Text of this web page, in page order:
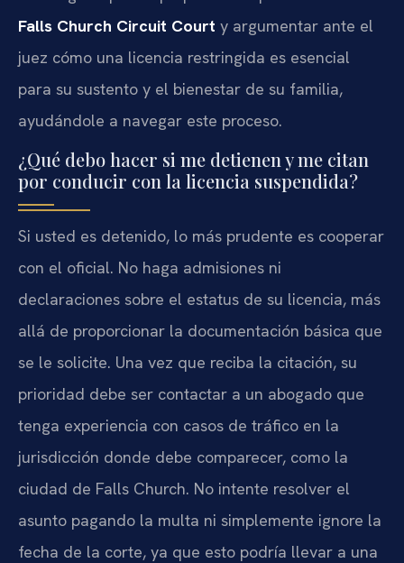
Falls Church Circuit Court y argumentar ante el
juez cómo una licencia restringida es esencial
para su sustento y el bienestar de su familia,
ayudándole a navegar este proceso.
¿Qué debo hacer si me detienen y me citan
por conducir con la licencia suspendida?
Si usted es detenido, lo más prudente es cooperar
con el oficial. No haga admisiones ni
declaraciones sobre el estatus de su licencia, más
allá de proporcionar la documentación básica que
se le solicite. Una vez que reciba la citación, su
prioridad debe ser contactar a un abogado que
tenga experiencia con casos de tráfico en la
jurisdicción donde debe comparecer, como la
ciudad de Falls Church. No intente resolver el
asunto pagando la multa ni simplemente ignore la
fecha de la corte, ya que esto podría llevar a una